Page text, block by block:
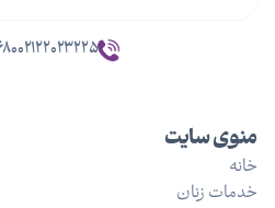
منوی سایت
خانه
خدمات زنان
۰۲۱۲۲۰۲۳۲۲۵